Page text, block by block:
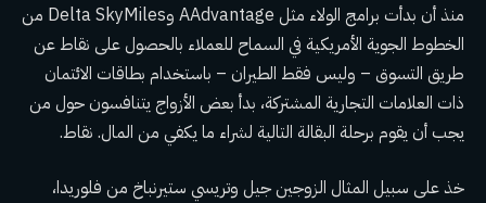
منذ أن بدأت برامج الولاء مثل AAdvantage وDelta SkyMiles من
الخطوط الجوية الأمريكية في السماح للعملاء بالحصول على نقاط عن
طريق التسوق – وليس فقط الطيران – باستخدام بطاقات الائتمان
ذات العلامات التجارية المشتركة، بدأ بعض الأزواج يتنافسون حول من
يجب أن يقوم برحلة البقالة التالية لشراء ما يكفي من المال. نقاط.
خذ على سبيل المثال الزوجين جيل وتريسي ستيرنباخ من فلوريدا،